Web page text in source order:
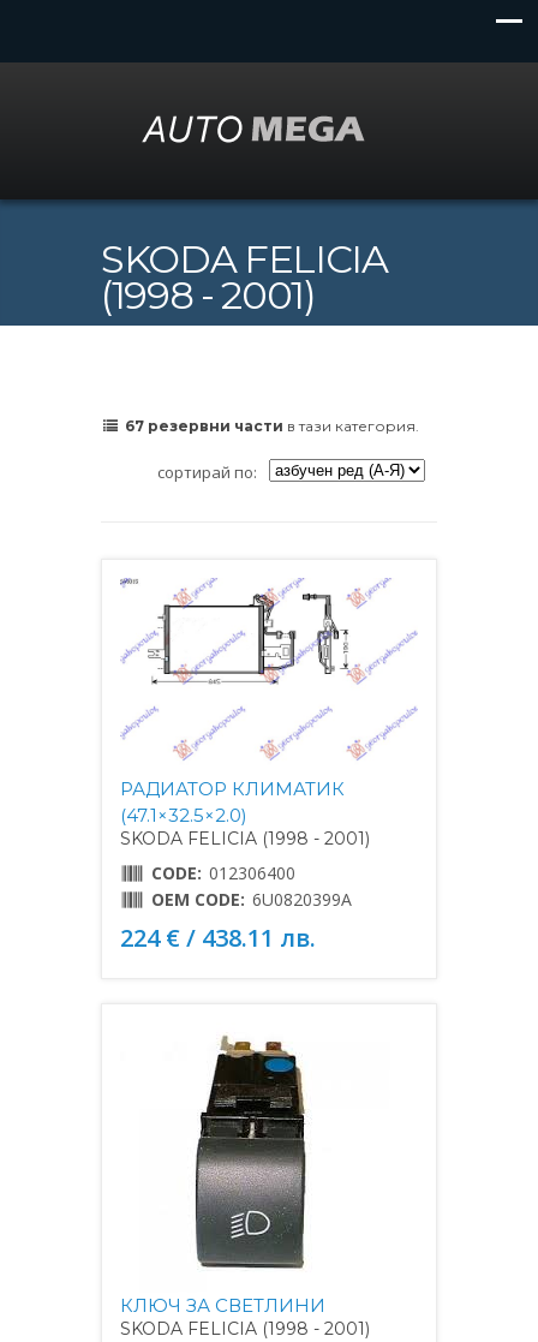
SKODA FELICIA
(1998 - 2001)
67 резервни части в тази категория.
сортирай по:
РАДИАТОР КЛИМАТИК
(47.1×32.5×2.0)
SKODA FELICIA (1998 - 2001)
CODE: 012306400
OEM CODE: 6U0820399A
224 € / 438.11 лв.
КЛЮЧ ЗА СВЕТЛИНИ
SKODA FELICIA (1998 - 2001)